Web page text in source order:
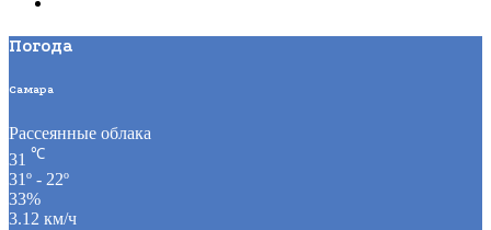
Погода
Самара
Рассеянные облака
31 ℃
31º - 22º
33%
3.12 км/ч